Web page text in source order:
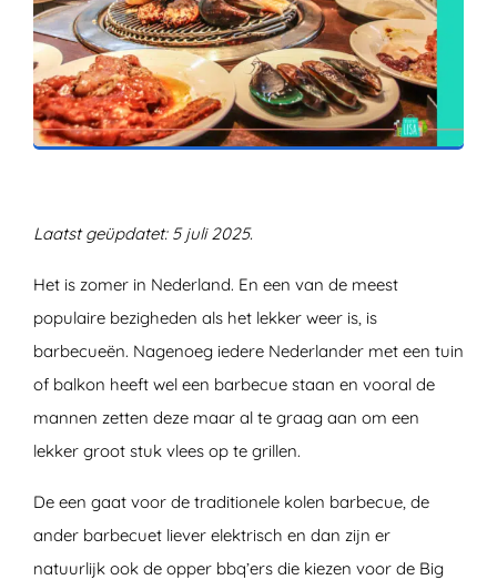
ZOEKEN
Laatst geüpdatet: 5 juli 2025.
Het is zomer in Nederland. En een van de meest
populaire bezigheden als het lekker weer is, is
barbecueën. Nagenoeg iedere Nederlander met een tuin
of balkon heeft wel een barbecue staan en vooral de
mannen zetten deze maar al te graag aan om een
lekker groot stuk vlees op te grillen.
De een gaat voor de traditionele kolen barbecue, de
ander barbecuet liever elektrisch en dan zijn er
natuurlijk ook de opper bbq’ers die kiezen voor de Big